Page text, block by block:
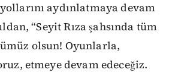
aydınlatmaya devam
“Seyit Rıza şahsında tüm
olsun! Oyunlarla,
etmeye devam edeceğiz.